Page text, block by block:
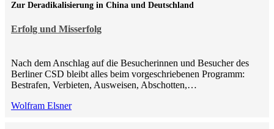
Erfolg und Misserfolg
Zur Deradikalisierung in China und Deutschland
Nach dem Anschlag auf die Besucherinnen und Besucher des
Berliner CSD bleibt alles beim vorgeschriebenen Programm:
Bestrafen, Verbieten, Ausweisen, Abschotten,…
Wolfram Elsner